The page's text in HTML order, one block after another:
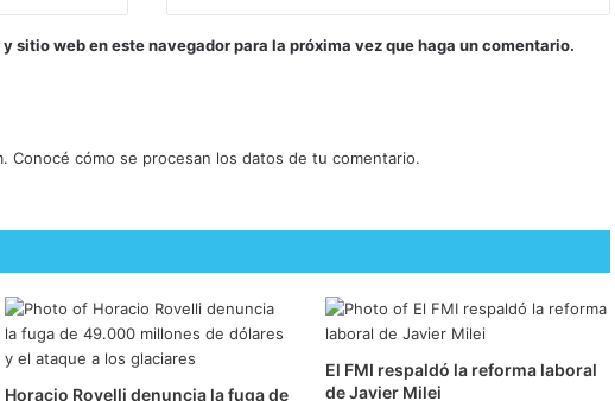
sitio web en este navegador para la próxima vez que haga un comentario.
Conocé cómo se procesan los datos de tu comentario.
Horacio Rovelli denuncia la fuga de
El FMI respaldó la reforma laboral
de Javier Milei